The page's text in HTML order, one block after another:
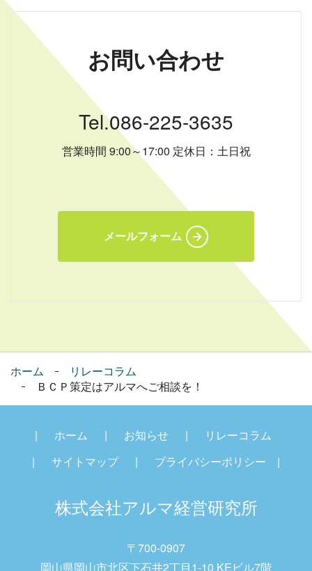
お問い合わせ
Tel.086-225-3635
営業時間 9:00～17:00 定休日：土日祝
メールフォーム
ホーム
リレーコラム
ＢＣＰ策定はアルマへご相談を！
ホーム お知らせ
リレーコラム
サイトマップ
プライバシーポリシー
株式会社アルマ経営研究所
〒700-0907
岡山県岡山市北区下石井2丁目1-10 KEビル7階